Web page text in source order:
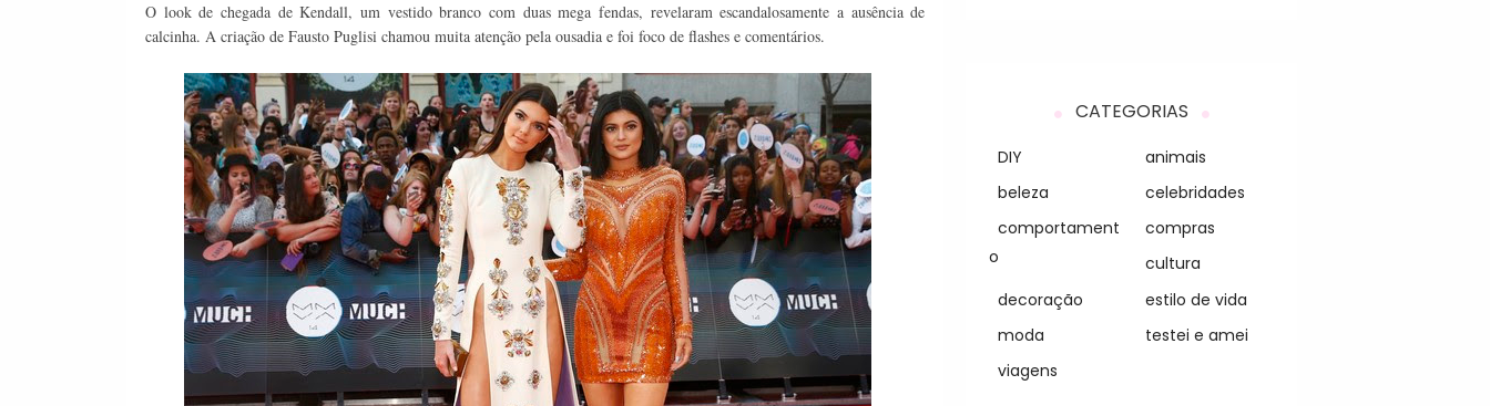
O look de chegada de Kendall, um vestido branco com duas mega fendas, revelaram escandalosamente a ausência de
calcinha. A criação de Fausto Puglisi chamou muita atenção pela ousadia e foi foco de flashes e comentários.
CATEGORIAS
DIY
animais
beleza
celebridades
comportament
o
compras
cultura
decoração
estilo de vida
moda
testei e amei
viagens